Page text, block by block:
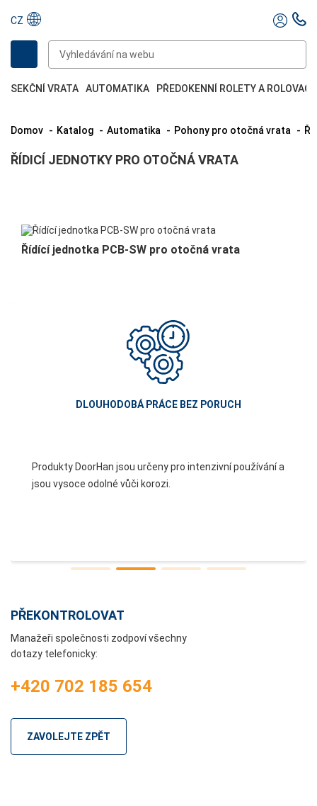
CZ
SEKČNÍ VRATA AUTOMATIKA PŘEDOKENNÍ ROLETY A ROLOVACÍ
Domov Katalog Automatika Pohony pro otočná vrata
ŘÍDICÍ JEDNOTKY PRO OTOČNÁ VRATA
Řídící jednotka PCB-SW pro otočná vrata
DLOUHODOBÁ PRÁCE BEZ PORUCH
Produkty DoorHan jsou určeny pro intenzivní používání a
jsou vysoce odolné vůči korozi.
PŘEKONTROLOVAT
Manažeři společnosti zodpoví všechny
dotazy telefonicky:
+420 702 185 654
ZAVOLEJTE ZPĚT